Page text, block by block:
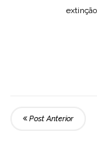
Post Anterior